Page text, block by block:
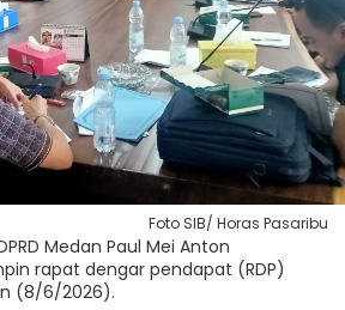
Foto SIB/ Horas Pasaribu
Medan Paul Mei Anton
rapat dengar pendapat (RDP)
(8/6/2026).